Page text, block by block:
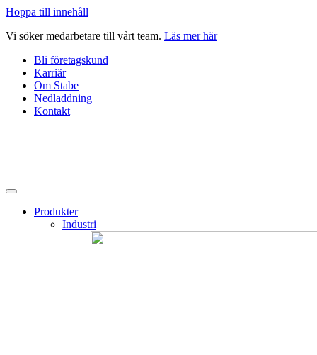
Hoppa till innehåll
Vi söker medarbetare till vårt team. Läs mer här
Bli företagskund
Karriär
Om Stabe
Nedladdning
Kontakt
Produkter
Industri